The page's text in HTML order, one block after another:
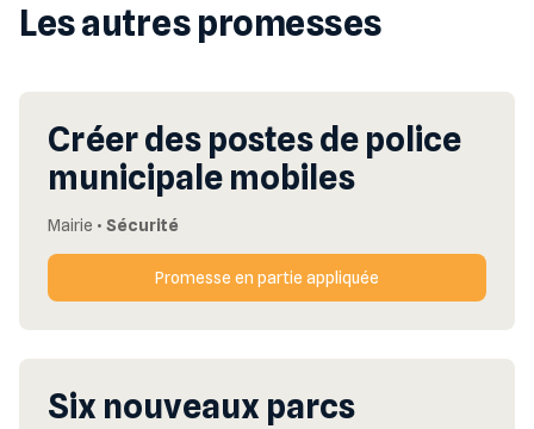
Les autres promesses
Créer des postes de police
municipale mobiles
Mairie • Sécurité
Promesse en partie appliquée
Six nouveaux parcs